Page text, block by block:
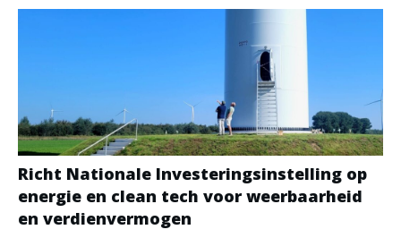
Richt Nationale Investeringsinstelling op
energie en clean tech voor weerbaarheid
en verdienvermogen